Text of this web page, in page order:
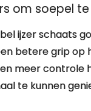
om soepel
ijzer schaats
betere grip
meer controle
te kunnen